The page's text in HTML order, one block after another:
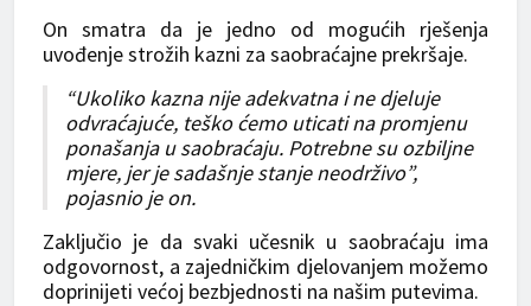
On smatra da je jedno od mogućih rješenja
uvođenje strožih kazni za saobraćajne prekršaje.
“Ukoliko kazna nije adekvatna i ne djeluje
odvraćajuće, teško ćemo uticati na promjenu
ponašanja u saobraćaju. Potrebne su ozbiljne
mjere, jer je sadašnje stanje neodrživo”,
pojasnio je on.
Zaključio je da svaki učesnik u saobraćaju ima
odgovornost, a zajedničkim djelovanjem možemo
doprinijeti većoj bezbjednosti na našim putevima.